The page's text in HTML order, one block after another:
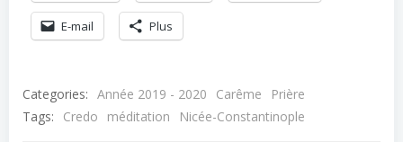
E-mail Plus
Categories: Année 2019 - 2020 Carême
Prière
Tags:
Credo méditation Nicée-Constantinople